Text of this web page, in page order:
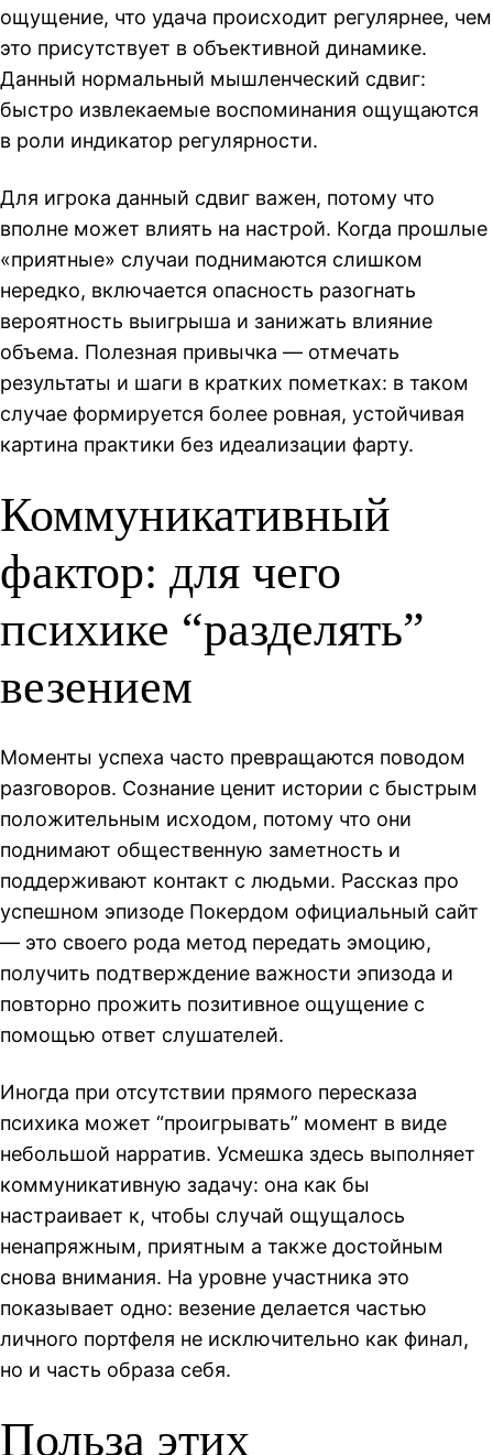
ощущение, что удача происходит регулярнее, чем
это присутствует в объективной динамике.
Данный нормальный мышленческий сдвиг:
быстро извлекаемые воспоминания ощущаются
в роли индикатор регулярности.
Для игрока данный сдвиг важен, потому что
вполне может влиять на настрой. Когда прошлые
«приятные» случаи поднимаются слишком
нередко, включается опасность разогнать
вероятность выигрыша и занижать влияние
объема. Полезная привычка — отмечать
результаты и шаги в кратких пометках: в таком
случае формируется более ровная, устойчивая
картина практики без идеализации фарту.
Коммуникативный
фактор: для чего
психике “разделять”
везением
Моменты успеха часто превращаются поводом
разговоров. Сознание ценит истории с быстрым
положительным исходом, потому что они
поднимают общественную заметность и
поддерживают контакт с людьми. Рассказ про
успешном эпизоде Покердом официальный сайт
— это своего рода метод передать эмоцию,
получить подтверждение важности эпизода и
повторно прожить позитивное ощущение с
помощью ответ слушателей.
Иногда при отсутствии прямого пересказа
психика может “проигрывать” момент в виде
небольшой нарратив. Усмешка здесь выполняет
коммуникативную задачу: она как бы
настраивает к, чтобы случай ощущалось
ненапряжным, приятным а также достойным
снова внимания. На уровне участника это
показывает одно: везение делается частью
личного портфеля не исключительно как финал,
но и часть образа себя.
Польза этих